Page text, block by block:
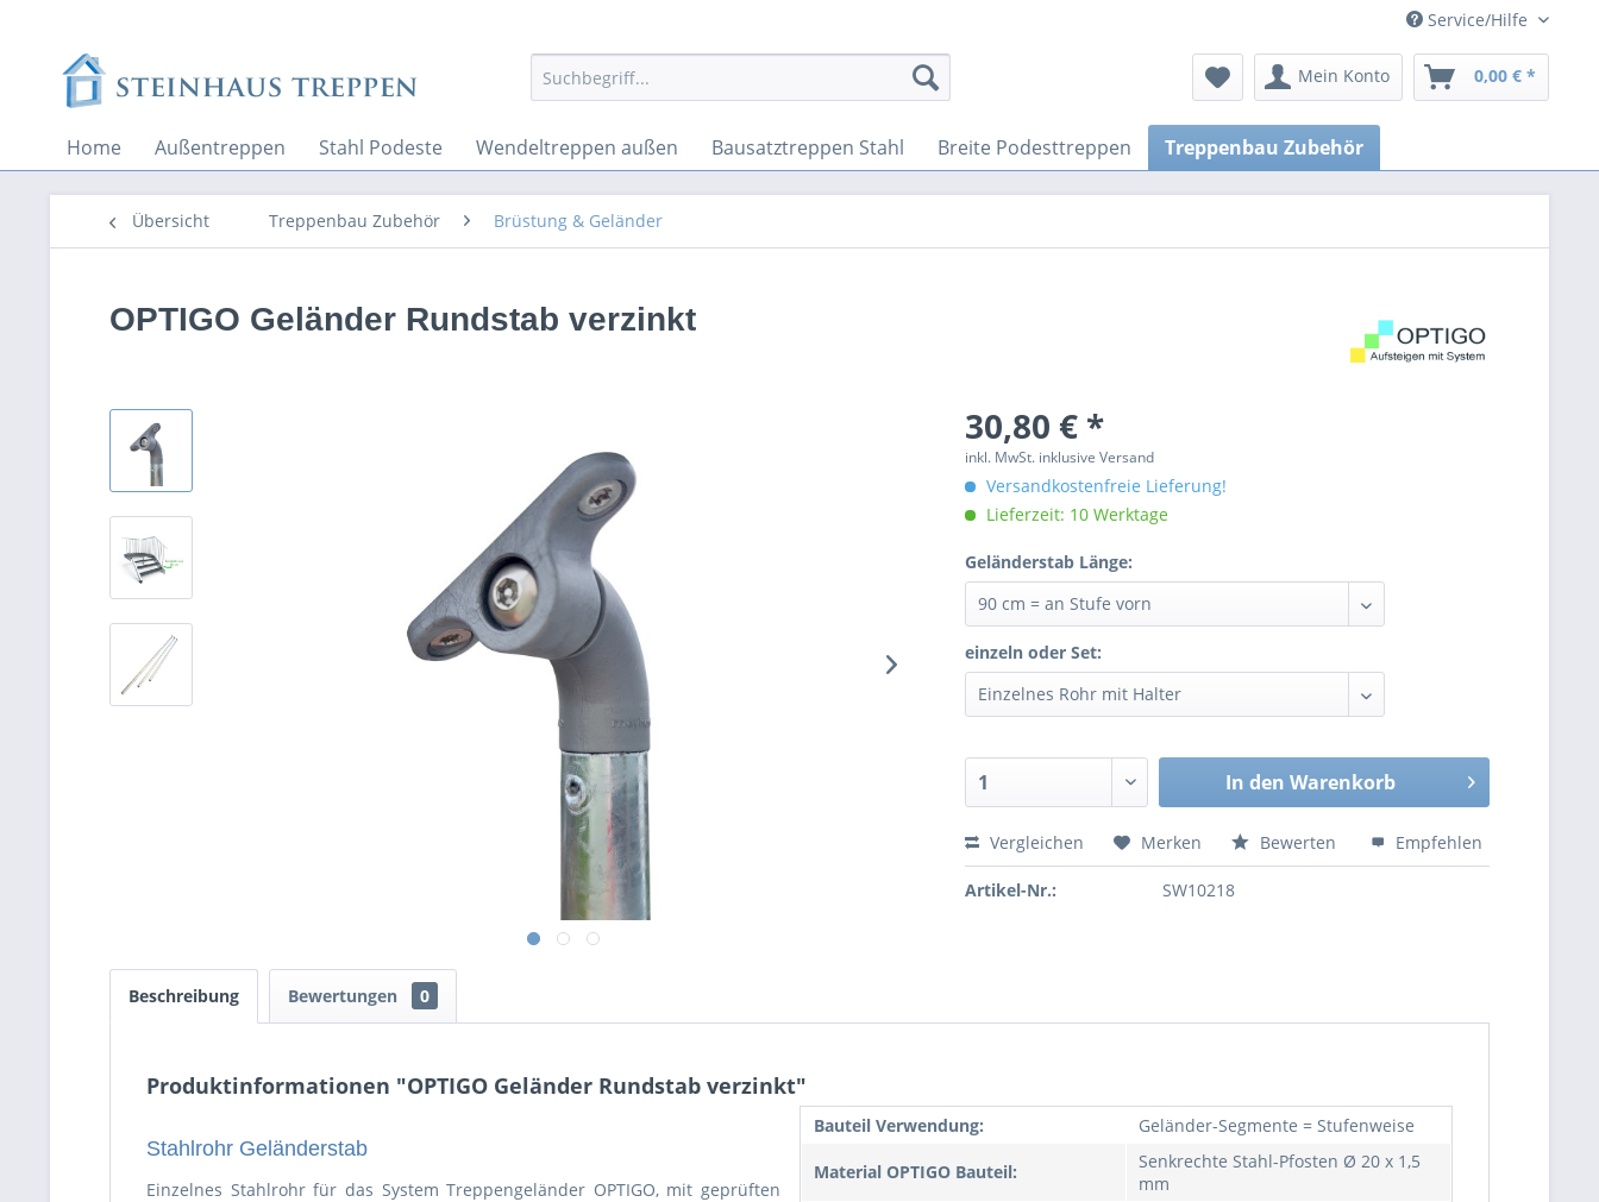
Service/Hilfe
Mein Konto 0,00 € *
Home Außentreppen Stahl Podeste Wendeltreppen außen Bausatztreppen Stahl Breite Podesttreppen Treppenbau Zubehör
Übersicht Treppenbau Zubehör Brüstung & Geländer
OPTIGO Geländer Rundstab verzinkt
30,80 € *
inkl. MwSt. inklusive Versand
Versandkostenfreie Lieferung!
Lieferzeit: 10 Werktage
Geländerstab Länge:
einzeln oder Set:
In den Warenkorb
Vergleichen Merken Bewerten Empfehlen
Artikel-Nr.: SW10218
Beschreibung Bewertungen 0
Produktinformationen "OPTIGO Geländer Rundstab verzinkt"
Bauteil Verwendung: Geländer-Segmente = Stufenweise
Material OPTIGO Bauteil:
Senkrechte Stahl-Pfosten Ø 20 x 1,5
mm
Stahlrohr Geländerstab
Einzelnes Stahlrohr für das System Treppengeländer OPTIGO, mit geprüften